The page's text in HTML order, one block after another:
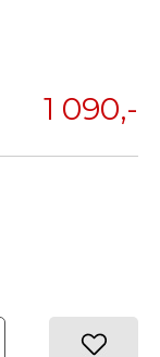
1 090,-